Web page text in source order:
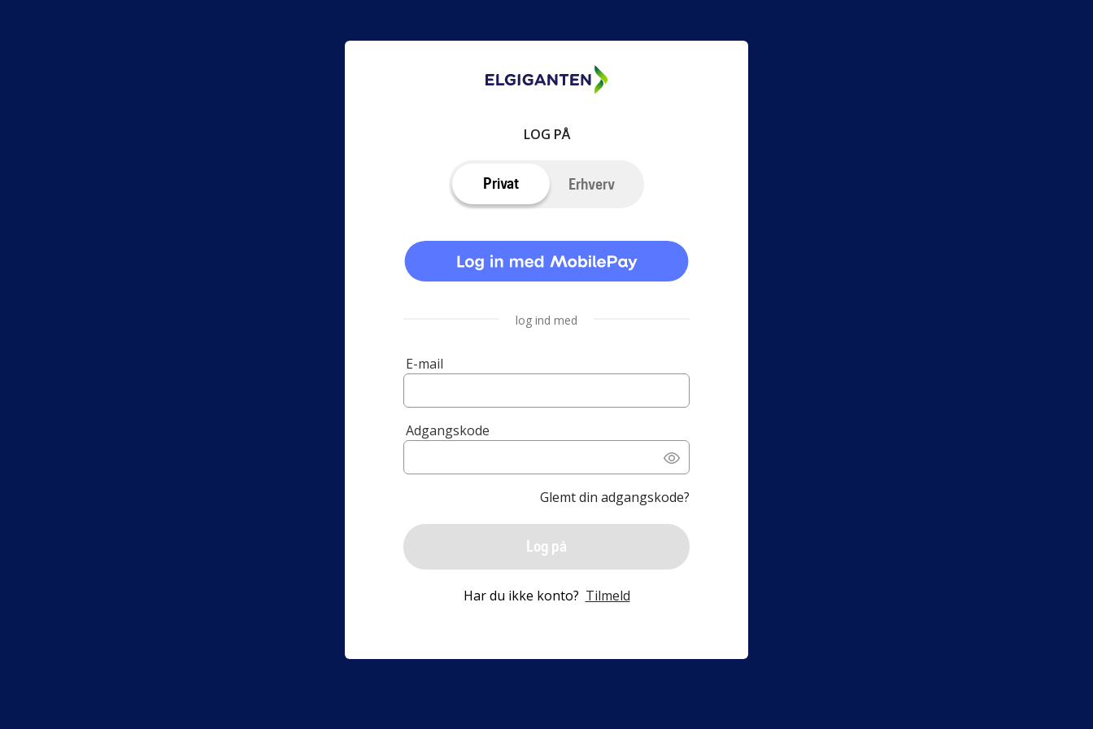
LOG PÅ
Privat Erhverv
log ind med
E-mail
Adgangskode
Glemt din adgangskode?
Log på
Har du ikke konto? Tilmeld